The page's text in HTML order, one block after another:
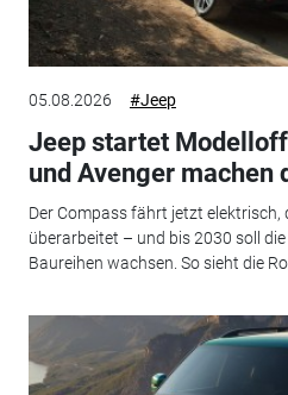
05.08.2026 #Jeep
Jeep startet
und Avenger machen
Der Compass fährt jetzt elektrisch,
überarbeitet – und bis 2030 soll
Baureihen wachsen. So sieht die